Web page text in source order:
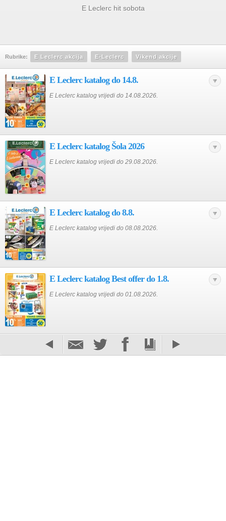
E Leclerc hit sobota
Rubrike: E Leclerc akcija E-Leclerc Vikend akcije
E Leclerc katalog do 14.8.
E Leclerc katalog vrijedi do 14.08.2026.
E Leclerc katalog Šola 2026
E Leclerc katalog vrijedi do 29.08.2026.
E Leclerc katalog do 8.8.
E Leclerc katalog vrijedi do 08.08.2026.
E Leclerc katalog Best offer do 1.8.
E Leclerc katalog vrijedi do 01.08.2026.